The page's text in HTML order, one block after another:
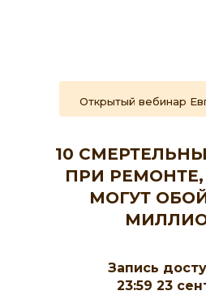
10
ПРИ
МОГУТ
Запись
23:59 23
Открытый вебинар